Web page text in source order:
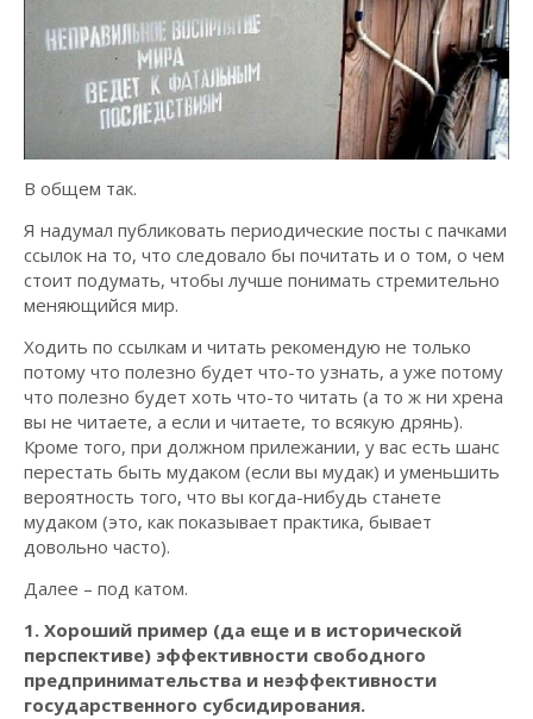
В общем так.
Я надумал публиковать периодические посты с пачками
ссылок на то, что следовало бы почитать и о том, о чем
стоит подумать, чтобы лучше понимать стремительно
меняющийся мир.
Ходить по ссылкам и читать рекомендую не только
потому что полезно будет что-то узнать, а уже потому
что полезно будет хоть что-то читать (а то ж ни хрена
вы не читаете, а если и читаете, то всякую дрянь).
Кроме того, при должном прилежании, у вас есть шанс
перестать быть мудаком (если вы мудак) и уменьшить
вероятность того, что вы когда-нибудь станете
мудаком (это, как показывает практика, бывает
довольно часто).
Далее – под катом.
1. Хороший пример (да еще и в исторической
перспективе) эффективности свободного
предпринимательства и неэффективности
государственного субсидирования.